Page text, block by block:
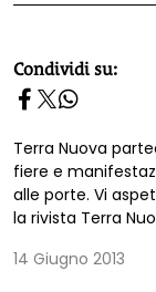
homepage
Condividi su:
Terra Nuova
fiere e
alle porte. Vi
la rivista Terra
14 Giugno 2013